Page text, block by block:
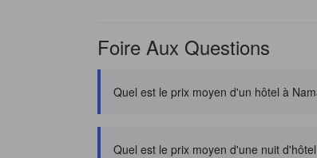
Foire Aux Questions
Quel est le prix moyen d'un hôtel à
Quel est le prix moyen d'une nuit